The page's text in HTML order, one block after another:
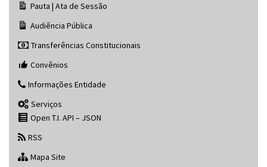
Pauta | Ata de Sessão
Audiência Pública
Transferências Constitucionais
Convênios
Informações Entidade
Serviços
Open T.I. API – JSON
RSS
Mapa Site